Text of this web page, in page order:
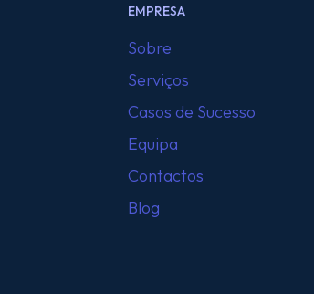
EMPRESA
Sobre
Serviços
Casos de Sucesso
Equipa
Contactos
Blog